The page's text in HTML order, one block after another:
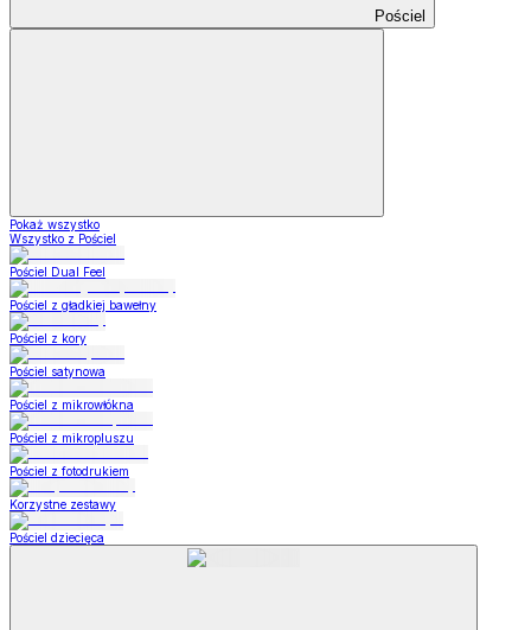
Pościel
Pokaż wszystko
Wszystko z Pościel
Pościel Dual Feel
Pościel z gładkiej bawełny
Pościel z kory
Pościel satynowa
Pościel z mikrowłókna
Pościel z mikropluszu
Pościel z fotodrukiem
Korzystne zestawy
Pościel dziecięca